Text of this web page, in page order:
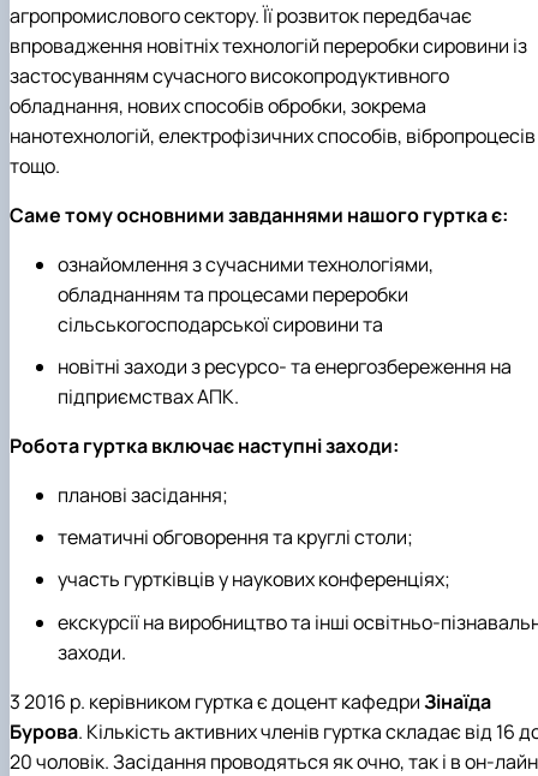
агропромислового сектору. Її розвиток передбачає
впровадження новітніх технологій переробки сировини із
застосуванням сучасного високопродуктивного
обладнання, нових способів обробки, зокрема
нанотехнологій, електрофізичних способів, вібропроцесів
тощо.
Саме тому основними завданнями нашого гуртка є:
ознайомлення з сучасними технологіями,
обладнанням та процесами переробки
сільськогосподарської сировини та
новітні заходи з ресурсо- та енергозбереження на
підприємствах АПК.
Робота гуртка включає наступні заходи:
планові засідання;
тематичні обговорення та круглі столи;
участь гуртківців у наукових конференціях;
екскурсії на виробництво та інші освітньо-
заходи.
3 2016 р. керівником гуртка є доцент кафедриЗінаїда
Бурова. Кількість активних членів гуртка складає від 16
20 чоловік. Засідання проводяться як очно, так і в он-лайн